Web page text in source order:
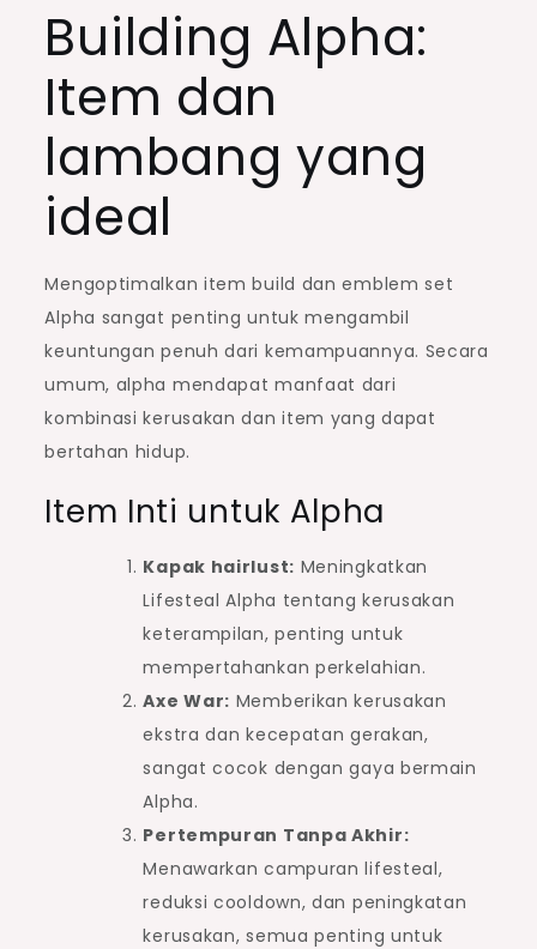
Building Alpha:
Item dan
lambang yang
ideal
Mengoptimalkan item build dan emblem set
Alpha sangat penting untuk mengambil
keuntungan penuh dari kemampuannya. Secara
umum, alpha mendapat manfaat dari
kombinasi kerusakan dan item yang dapat
bertahan hidup.
Item Inti untuk Alpha
Kapak hairlust: Meningkatkan
Lifesteal Alpha tentang kerusakan
keterampilan, penting untuk
mempertahankan perkelahian.
Axe War: Memberikan kerusakan
ekstra dan kecepatan gerakan,
sangat cocok dengan gaya bermain
Alpha.
Pertempuran Tanpa Akhir:
Menawarkan campuran lifesteal,
reduksi cooldown, dan peningkatan
kerusakan, semua penting untuk